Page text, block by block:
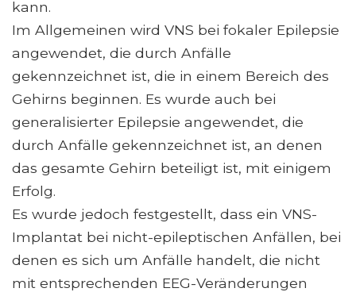
kann.
Im Allgemeinen wird VNS bei fokaler Epilepsie
angewendet, die durch Anfälle
gekennzeichnet ist, die in einem Bereich des
Gehirns beginnen. Es wurde auch bei
generalisierter Epilepsie angewendet, die
durch Anfälle gekennzeichnet ist, an denen
das gesamte Gehirn beteiligt ist, mit einigem
Erfolg.
Es wurde jedoch festgestellt, dass ein VNS-
Implantat bei nicht-epileptischen Anfällen, bei
denen es sich um Anfälle handelt, die nicht
mit entsprechenden EEG-Veränderungen